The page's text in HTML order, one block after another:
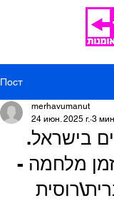
Пост
בישראל.
מלחמה -
merhavumanut
24 июн. 2025 г. 3